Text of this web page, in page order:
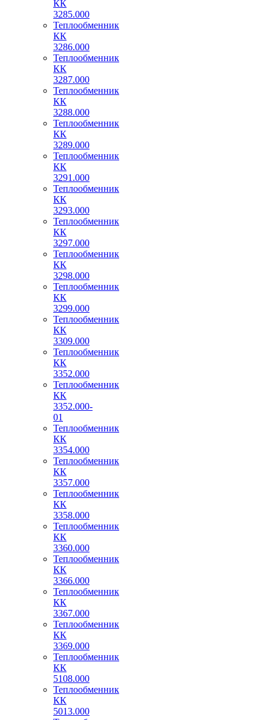
КК
3285.000
Теплообменник
КК
3286.000
Теплообменник
КК
3287.000
Теплообменник
КК
3288.000
Теплообменник
КК
3289.000
Теплообменник
КК
3291.000
Теплообменник
КК
3293.000
Теплообменник
КК
3297.000
Теплообменник
КК
3298.000
Теплообменник
КК
3299.000
Теплообменник
КК
3309.000
Теплообменник
КК
3352.000
Теплообменник
КК
3352.000-
01
Теплообменник
КК
3354.000
Теплообменник
КК
3357.000
Теплообменник
КК
3358.000
Теплообменник
КК
3360.000
Теплообменник
КК
3366.000
Теплообменник
КК
3367.000
Теплообменник
КК
3369.000
Теплообменник
КК
5108.000
Теплообменник
КК
5013.000